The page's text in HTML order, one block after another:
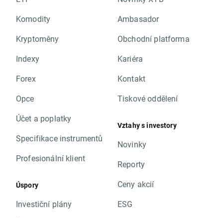
Komodity
Kryptoměny
Indexy
Forex
Opce
Účet a poplatky
Specifikace instrumentů
Profesionální klient
Úspory
Investiční plány
Ambasador
Obchodní platforma
Kariéra
Kontakt
Tiskové oddělení
Vztahy s investory
Novinky
Reporty
Ceny akcií
ESG